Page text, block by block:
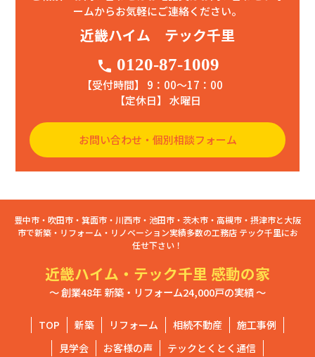
ームからお気軽にご連絡ください。
近畿ハイム テック千里
phone 0120-87-1009
【受付時間】 9：00〜17：00
【定休日】 水曜日
お問い合わせ・個別相談フォーム
豊中市・吹田市・箕面市・川西市・池田市・茨木市・高槻市・摂津市と大阪
市で新築・リフォーム・リノベーション実績多数の工務店 テック千里にお
任せ下さい！
近畿ハイム・テック千里 感動の家
～ 創業48年 新築・リフォーム24,000戸の実績 ～
TOP 新築 リフォーム 相続不動産
施工事例
見学会
お客様の声 テックとくとく通信